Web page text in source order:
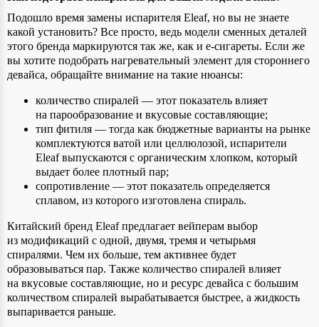
Подошло время замены испарителя Eleaf, но вы не знаете
какой установить? Все просто, ведь модели сменных деталей
этого бренда маркируются так же, как и е-сигареты. Если же
вы хотите подобрать нагревательный элемент для стороннего
девайса, обращайте внимание на такие нюансы:
количество спиралей — этот показатель влияет
на парообразование и вкусовые составляющие;
тип фитиля — тогда как бюджетные варианты на рынке
комплектуются ватой или целлюлозой, испарители
Eleaf выпускаются с органическим хлопком, который
выдает более плотный пар;
сопротивление — этот показатель определяется
сплавом, из которого изготовлена спираль.
Китайский бренд Eleaf предлагает вейперам выбор
из модификаций с одной, двумя, тремя и четырьмя
спиралями. Чем их больше, тем активнее будет
образовываться пар. Также количество спиралей влияет
на вкусовые составляющие, но и ресурс девайса с большим
количеством спиралей вырабатывается быстрее, а жидкость
выпаривается раньше.